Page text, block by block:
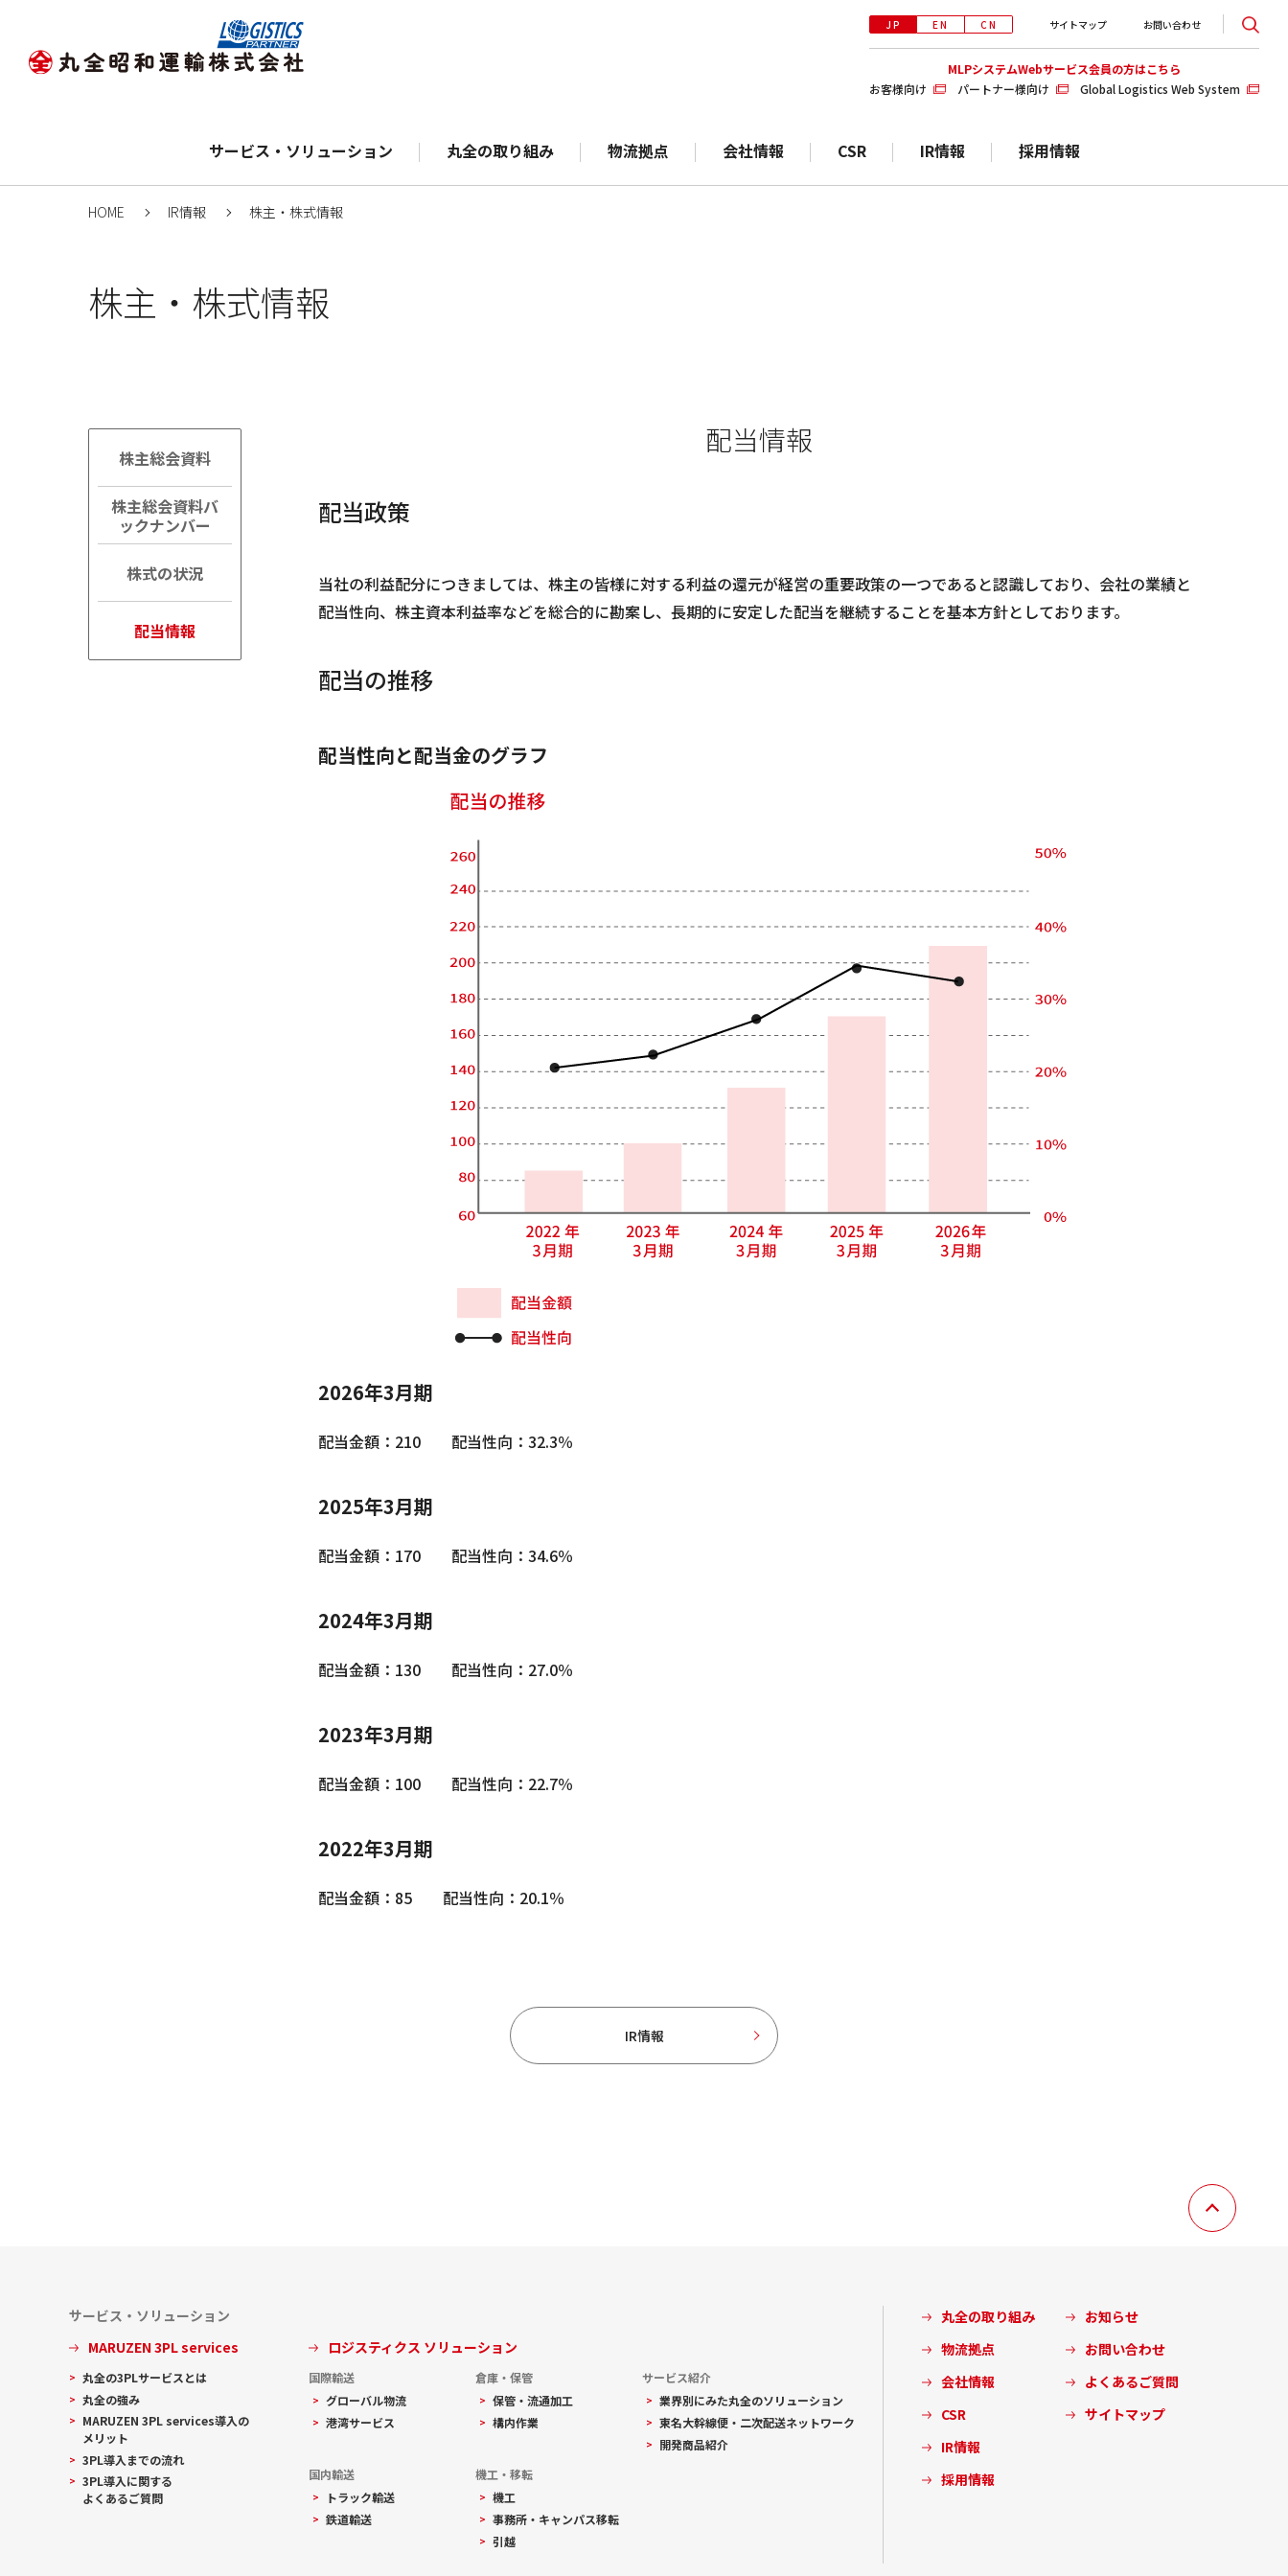
JP EN CN サイトマップ お問い合わせ
MLPシステムWebサービス会員の方はこちら
お客様向け
パートナー様向け Global Logistics Web System
サービス・ソリューション 丸全の取り組み 物流拠点 会社情報 CSR IR情報 採用情報
HOME IR情報 株主・株式情報
株主・株式情報
株主総会資料
株主総会資料バ
ックナンバー
株式の状況
配当情報
配当情報
配当政策
当社の利益配分につきましては、株主の皆様に対する利益の還元が経営の重要政策の一つであると認識しており、会社の業績と
配当性向、株主資本利益率などを総合的に勘案し、長期的に安定した配当を継続することを基本方針としております。
配当の推移
配当性向と配当金のグラフ
2026年3月期
配当金額：210 配当性向：32.3％
2025年3月期
配当金額：170 配当性向：34.6％
2024年3月期
配当金額：130 配当性向：27.0％
2023年3月期
配当金額：100 配当性向：22.7％
2022年3月期
配当金額：85 配当性向：20.1％
IR情報
サービス・ソリューション
MARUZEN 3PL services
丸全の3PLサービスとは
丸全の強み
MARUZEN 3PL services導入の
メリット
3PL導入までの流れ
3PL導入に関する
よくあるご質問
ロジスティクス ソリューション
国際輸送
グローバル物流
港湾サービス
倉庫・保管
保管・流通加工
構内作業
サービス紹介
業界別にみた丸全のソリューション
東名大幹線便・二次配送ネットワーク
開発商品紹介
国内輸送
トラック輸送
鉄道輸送
機工・移転
機工
事務所・キャンパス移転
引越
丸全の取り組み
物流拠点
会社情報
CSR
IR情報
採用情報
お知らせ
お問い合わせ
よくあるご質問
サイトマップ